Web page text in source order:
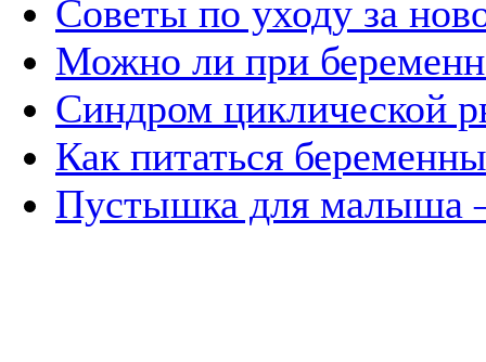
Советы по уходу за
Можно ли при
Синдром циклической
Как питаться
Пустышка для малыша